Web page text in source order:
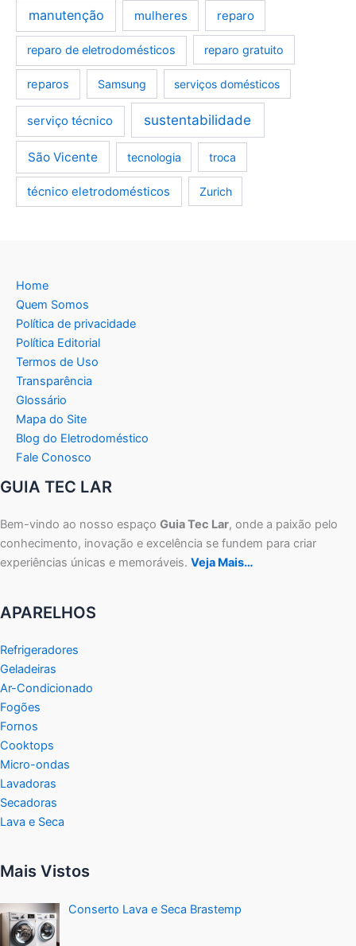
manutenção mulheres reparo
reparo de eletrodomésticos reparo gratuito
reparos Samsung serviços domésticos
serviço técnico sustentabilidade
São Vicente tecnologia troca
técnico eletrodomésticos Zurich
Home
Quem Somos
Política de privacidade
Política Editorial
Termos de Uso
Transparência
Glossário
Mapa do Site
Blog do Eletrodoméstico
Fale Conosco
GUIA TEC LAR
Bem-vindo ao nosso espaço Guia Tec Lar, onde a paixão pelo
conhecimento, inovação e excelência se fundem para criar
experiências únicas e memoráveis. Veja Mais…
APARELHOS
Refrigeradores
Geladeiras
Ar-Condicionado
Fogões
Fornos
Cooktops
Micro-ondas
Lavadoras
Secadoras
Lava e Seca
Mais Vistos
Conserto Lava e Seca Brastemp